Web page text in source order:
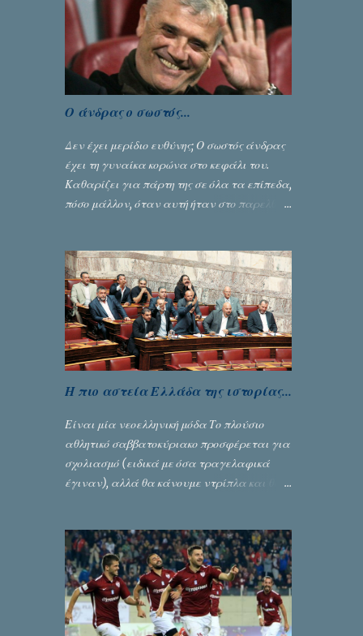
από την λάμψη και την αποθέωση που
γνώρισαν τα κορίτσια της Αθηνάς Ζέρβα με
την πορεία τους που ολοκληρώθηκε με τη νίκη
τους στον τελικό επί της Λιθουανίας,
υπάρχουν και τα δυσάρεστα. Τα πολύ
δυσάρεστα...
Ο άνδρας ο σωστός...
Δεν έχει μερίδιο ευθύνης; Ο σωστός άνδρας
έχει τη γυναίκα κορώνα στο κεφάλι του.
Καθαρίζει για πάρτη της σε όλα τα επίπεδα,
πόσο μάλλον, όταν αυτή ήταν στο παρελθόν
Αλευρογιάννης
Η πιο αστεία Ελλάδα της ιστορίας...
Είναι μία νεοελληνική μόδα Το πλούσιο
αθλητικό σαββατοκύριακο προσφέρεται για
σχολιασμό (ειδικά με όσα τραγελαφικά
έγιναν), αλλά θα κάνουμε ντρίπλα και θα
«ανάλαφρες» ενότητες που δίνουν τροφή
για πικάντικες συζητήσεις. Του Σταύρου
Αλευρογιάννη